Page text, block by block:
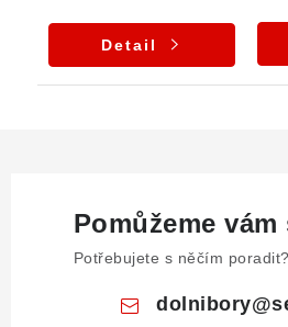
Detail
Pomůžeme vám
Potřebujete s něčím
dolnibory@